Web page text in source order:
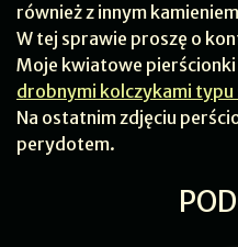
również z innym
W tej sprawie proszę o
Moje kwiatowe
drobnymi kolczykami
Na ostatnim zdjęciu
perydotem.